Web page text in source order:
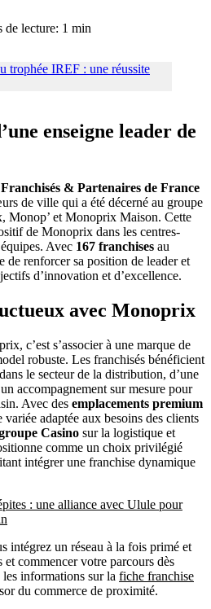
de lecture: 1 min
enseigne leader de
& Partenaires de France
de ville qui a été décerné au groupe
Monop’ et Monoprix Maison. Cette
de Monoprix dans les centres-
Avec 167 franchises au
renforcer sa position de leader et
d’innovation et d’excellence.
avec Monoprix
c’est s’associer à une marque de
robuste. Les franchisés bénéficient
le secteur de la distribution, d’une
accompagnement sur mesure pour
Avec des emplacements premium
variée adaptée aux besoins des clients
Casino sur la logistique et
comme un choix privilégié
intégrer une franchise dynamique
: une alliance avec Ulule pour
intégrez un réseau à la fois primé et
commencer votre parcours dès
informations sur la fiche franchise
du commerce de proximité.